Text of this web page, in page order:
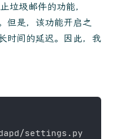
圾邮件的功能，
是，该功能开启之
时间的延迟。因此，我